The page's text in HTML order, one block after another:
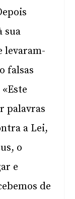
sua
levaram-
falsas
palavras
a Lei,
o
e
de